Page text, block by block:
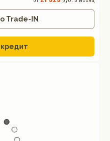
Trade-IN
кредит